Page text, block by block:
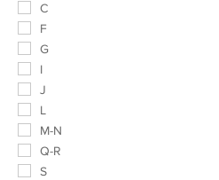
C
F
G
I
J
L
M-N
Q-R
S